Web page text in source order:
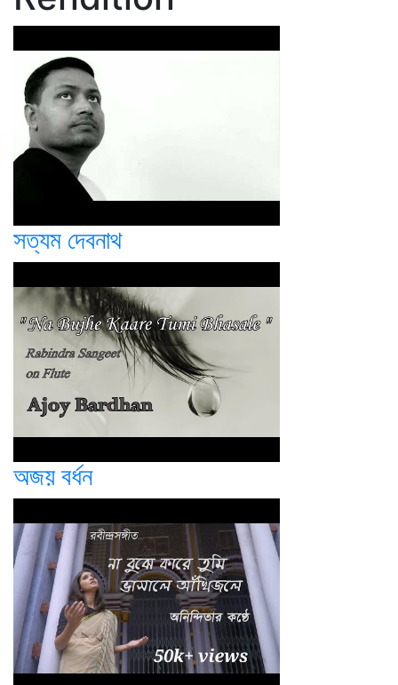
সত্যম দেবনাথ
অজয় বর্ধন